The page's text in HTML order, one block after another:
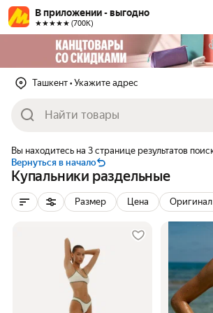
В приложении - выгодно
★★★★★ (700К)
Ташкент • Укажите адрес
Вы находитесь на 3 странице результатов
Вернуться в начало
Купальники раздельные
Размер Цена Оригинал